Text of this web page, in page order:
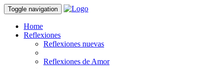
Toggle navigation
Home
Reflexiones
Reflexiones nuevas
Reflexiones de Amor